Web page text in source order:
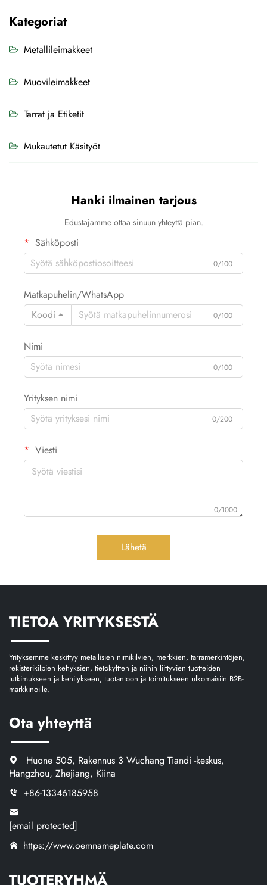
Kategoriat
Metallileimakkeet
Muovileimakkeet
Tarrat ja Etiketit
Mukautetut Käsityöt
Hanki ilmainen tarjous
Edustajamme ottaa sinuun yhteyttä pian.
Sähköposti
0/100
Matkapuhelin/WhatsApp
Koodi
0/100
Nimi
0/100
Yrityksen nimi
0/200
Viesti
0/1000
Lähetä
TIETOA YRITYKSESTÄ
Yrityksemme keskittyy metallisien nimikilvien, merkkien, tarramerkintöjen,
rekisterikilpien kehyksien, tietokyltten ja niihin liittyvien tuotteiden
tutkimukseen ja kehitykseen, tuotantoon ja toimitukseen ulkomaisiin B2B-
markkinoille.
Ota yhteyttä
Huone 505, Rakennus 3 Wuchang Tiandi -keskus,
Hangzhou, Zhejiang, Kiina
+86-13346185958
[email protected]
https://www.oemnameplate.com
TUOTERYHMÄ